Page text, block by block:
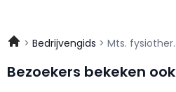
Bedrijvengids Mts.
Bezoekers bekeken ook